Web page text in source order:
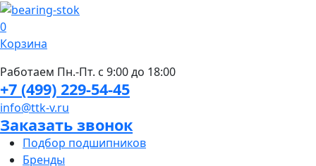
0
Корзина
Работаем Пн.-Пт. с 9:00 до 18:00
+7 (499) 229-54-45
info@ttk-v.ru
Заказать звонок
Подбор подшипников
Бренды